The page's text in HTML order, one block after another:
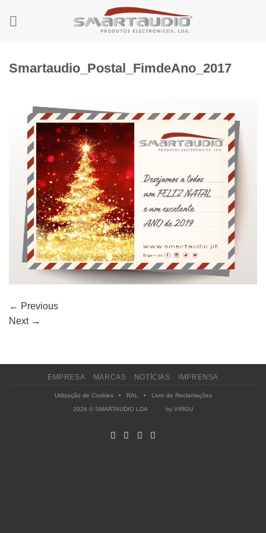
Smartaudio_Postal_FimdeAno_2017
← Previous
Next →
EMPRESA MARCAS NOTÍCIAS IMPRENSA
Utilização de Cookies• RAL • Livro de Reclamações
2026 © SMARTAUDIO LDA by VIRGU